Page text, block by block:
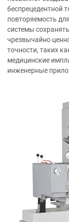
беспрецедентной
повторяемость
системы
чрезвычайно
точности, таких
медицинские
инженерные